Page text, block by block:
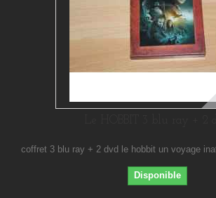
coffret 3 blu ray + 2 dvd le hobbit un voyage
Disponible